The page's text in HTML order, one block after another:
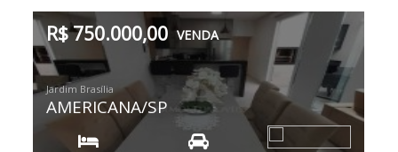
R$ 750.000,00 VENDA
Jardim Brasília
AMERICANA/SP